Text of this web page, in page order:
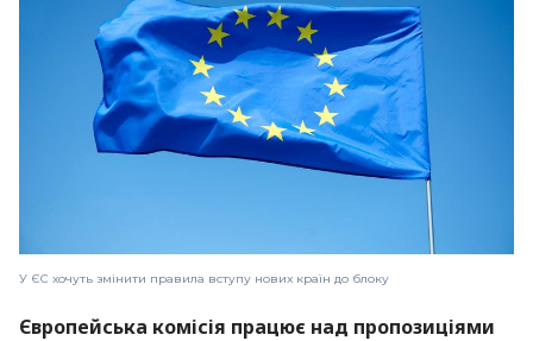
У ЄС хочуть змінити правила вступу нових країн до блоку
Європейська комісія працює над пропозиціями